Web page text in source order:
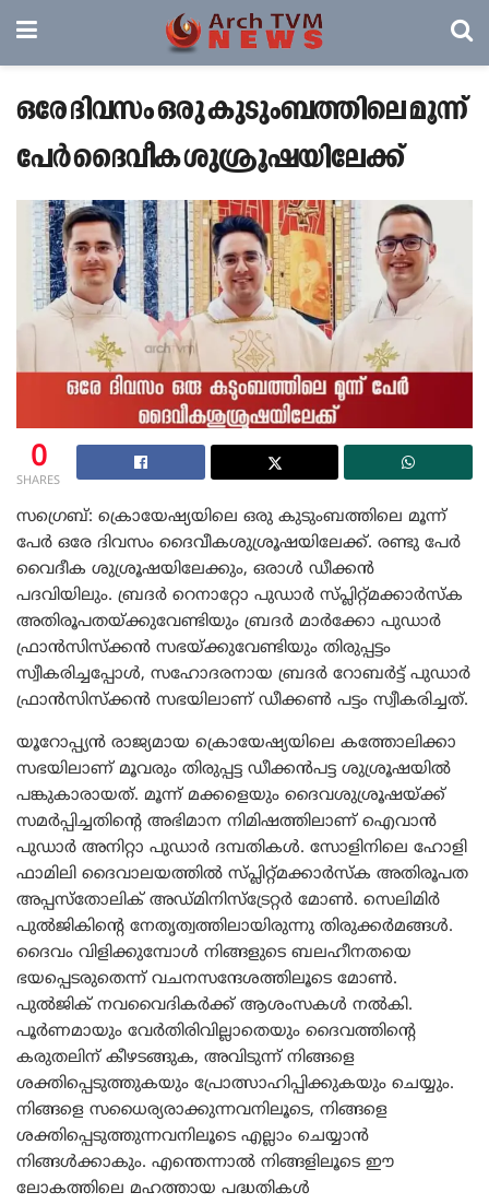
ഒരേ ദിവസം ഒരു കുടുംബത്തിലെ മൂന്ന്
പേർ ദൈവീക ശുശ്രൂഷയിലേക്ക്
0
SHARES
സഗ്രെബ്: ക്രൊയേഷ്യയിലെ ഒരു കുടുംബത്തിലെ മൂന്ന്
പേർ ഒരേ ദിവസം ദൈവീകശുശ്രൂഷയിലേക്ക്. രണ്ടു പേർ
വൈദീക ശുശ്രൂഷയിലേക്കും, ഒരാൾ ഡീക്കൻ
പദവിയിലും. ബ്രദർ റെനാറ്റോ പുഡാർ സ്പ്ലിറ്റ്മക്കാർസ്ക
അതിരൂപതയ്ക്കുവേണ്ടിയും ബ്രദർ മാർക്കോ പുഡാർ
ഫ്രാൻസിസ്ക്കൻ സഭയ്ക്കുവേണ്ടിയും തിരുപ്പട്ടം
സ്വീകരിച്ചപ്പോൾ, സഹോദരനായ ബ്രദർ റോബർട്ട് പുഡാർ
ഫ്രാൻസിസ്ക്കൻ സഭയിലാണ് ഡീക്കൺ പട്ടം സ്വീകരിച്ചത്.
യൂറോപ്പ്യൻ രാജ്യമായ ക്രൊയേഷ്യയിലെ കത്തോലിക്കാ
സഭയിലാണ് മൂവരും തിരുപ്പട്ട ഡീക്കൻപട്ട ശുശ്രൂഷയിൽ
പങ്കുകാരായത്. മൂന്ന് മക്കളെയും ദൈവശുശ്രൂഷയ്ക്ക്
സമർപ്പിച്ചതിന്റെ അഭിമാന നിമിഷത്തിലാണ് ഐവാൻ
പുഡാർ അനിറ്റാ പുഡാർ ദമ്പതികൾ. സോളിനിലെ ഹോളി
ഫാമിലി ദൈവാലയത്തിൽ സ്പ്ലിറ്റ്മക്കാർസ്ക അതിരൂപത
അപ്പസ്തോലിക് അഡ്മിനിസ്ട്രേറ്റർ മോൺ. സെലിമിർ
പുൽജികിന്റെ നേതൃത്വത്തിലായിരുന്നു തിരുക്കർമങ്ങൾ.
ദൈവം വിളിക്കുമ്പോൾ നിങ്ങളുടെ ബലഹീനതയെ
ഭയപ്പെടരുതെന്ന് വചനസന്ദേശത്തിലൂടെ മോൺ.
പുൽജിക് നവവൈദികർക്ക് ആശംസകൾ നൽകി.
പൂർണമായും വേർതിരിവില്ലാതെയും ദൈവത്തിന്റെ
കരുതലിന് കീഴടങ്ങുക, അവിടുന്ന് നിങ്ങളെ
ശക്തിപ്പെടുത്തുകയും പ്രോത്സാഹിപ്പിക്കുകയും ചെയ്യും.
നിങ്ങളെ സധൈര്യരാക്കുന്നവനിലൂടെ, നിങ്ങളെ
ശക്തിപ്പെടുത്തുന്നവനിലൂടെ എല്ലാം ചെയ്യാൻ
നിങ്ങൾക്കാകും. എന്തെന്നാൽ നിങ്ങളിലൂടെ ഈ
ലോകത്തിലെ മഹത്തായ പദ്ധതികൾ